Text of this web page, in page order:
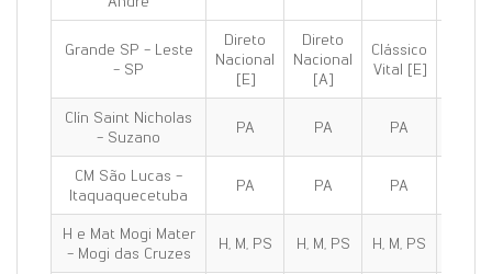
Grande SP - Leste
- SP
Direto
Nacional
[E]
Direto
Nacional
[A]
Clássico
Vital [E]
Clín Saint Nicholas
- Suzano
PA PA PA
CM São Lucas -
Itaquaquecetuba
PA PA PA
H e Mat Mogi Mater
- Mogi das Cruzes
H, M, PS H, M, PS H, M, PS